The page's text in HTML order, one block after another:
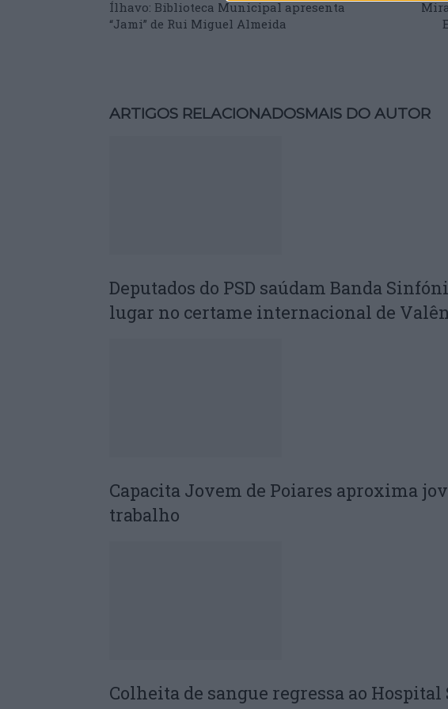
Ílhavo: Biblioteca Municipal apresenta
“Jami” de Rui Miguel Almeida
ARTIGOS RELACIONADOSMAIS DO AUTOR
Deputados do PSD saúdam Banda
lugar no certame internacional de
Capacita Jovem de Poiares aproxima
trabalho
Colheita de sangue regressa ao